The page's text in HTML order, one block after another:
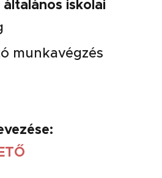
általános iskolai
munkavégzés